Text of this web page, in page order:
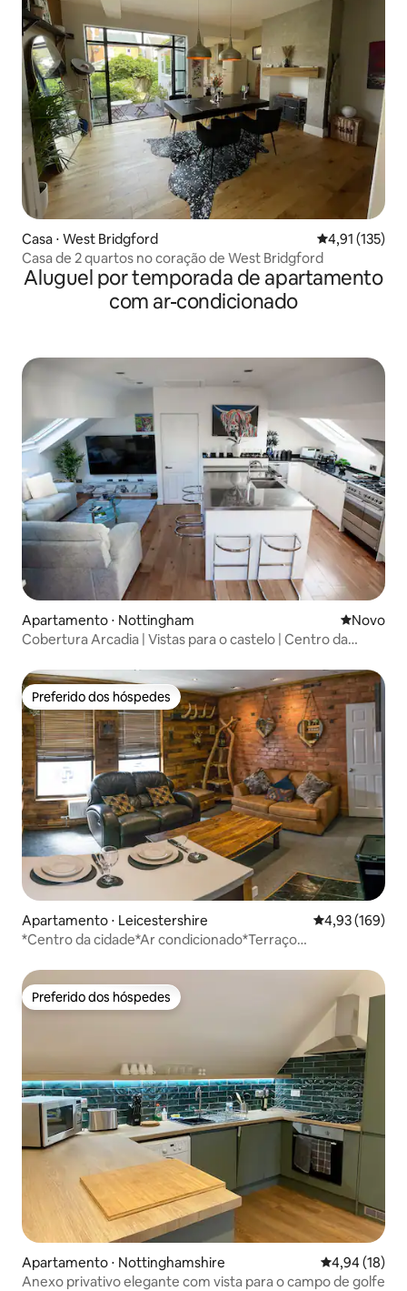
Casa ⋅ West Bridgford 4,91 de uma
4,91 (135)
Casa de 2 quartos no coração de West Bridgford
Aluguel por temporada de apartamento
com ar-condicionado
Apartamento ⋅ Nottingham Novo
Novo
Cobertura Arcadia | Vistas para o castelo | Centro da
Preferido dos hóspedes
Preferido dos hóspedes
Apartamento ⋅ Leicestershire 4,93 de uma
4,93 (169)
*Centro da cidade*Ar condicionado*Terraço
Preferido dos hóspedes
Preferido dos hóspedes
Apartamento ⋅ Nottinghamshire 4,94 de uma
4,94 (18)
Anexo privativo elegante com vista para o campo de golfe